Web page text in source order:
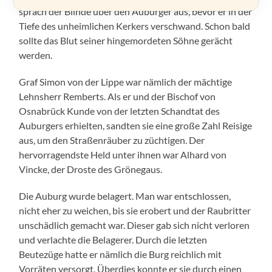
sprach der Blinde über den Auburger aus, bevor er in der
Tiefe des unheimlichen Kerkers verschwand. Schon bald
sollte das Blut seiner hingemordeten Söhne gerächt
werden.
Graf Simon von der Lippe war nämlich der mächtige
Lehnsherr Remberts. Als er und der Bischof von
Osnabrück Kunde von der letzten Schandtat des
Auburgers erhielten, sandten sie eine große Zahl Reisige
aus, um den Straßenräuber zu züchtigen. Der
hervorragendste Held unter ihnen war Alhard von
Vincke, der Droste des Grönegaus.
Die Auburg wurde belagert. Man war entschlossen,
nicht eher zu weichen, bis sie erobert und der Raubritter
unschädlich gemacht war. Dieser gab sich nicht verloren
und verlachte die Belagerer. Durch die letzten
Beutezüge hatte er nämlich die Burg reichlich mit
Vorräten versorgt. Überdies konnte er sie durch einen